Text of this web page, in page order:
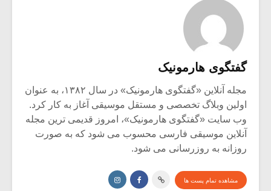
گفتگوی هارمونیک
مجله آنلاین «گفتگوی هارمونیک» در سال ۱۳۸۲، به عنوان
اولین وبلاگ تخصصی و مستقل موسیقی آغاز به کار کرد.
وب سایت «گفتگوی هارمونیک»، امروز قدیمی ترین مجله
آنلاین موسیقی فارسی محسوب می شود که به صورت
روزانه به روزرسانی می شود.
مشاهده تمام پست ها